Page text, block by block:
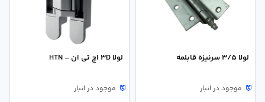
لولا 3/5 سرنیزه قابلمه
موجود در انبار
لولا 3D اچ تی ان – HTN
موجود در انبار